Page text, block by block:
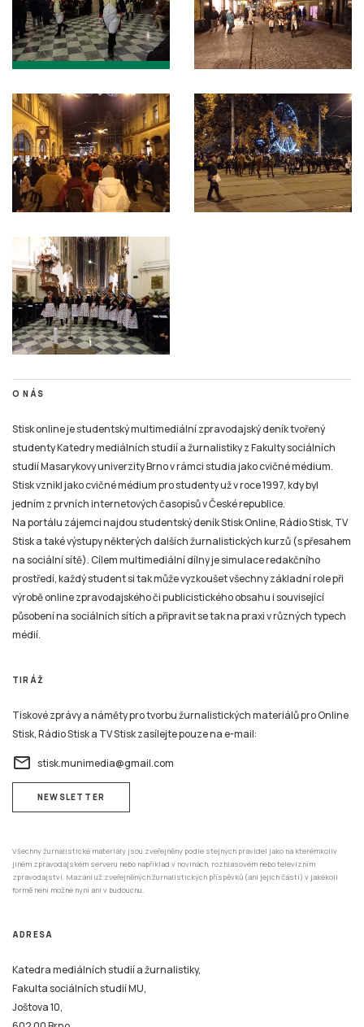
O NÁS
Stisk online je studentský multimediální zpravodajský deník tvořený
studenty Katedry mediálních studií a žurnalistiky z Fakulty sociálních
studií Masarykovy univerzity Brno v rámci studia jako cvičné médium.
Stisk vznikl jako cvičné médium pro studenty už v roce 1997, kdy byl
jedním z prvních internetových časopisů v České republice.
Na portálu zájemci najdou studentský deník Stisk Online, Rádio Stisk, TV
Stisk a také výstupy některých dalších žurnalistických kurzů (s přesahem
na sociální sítě). Cílem multimediální dílny je simulace redakčního
prostředí, každý student si tak může vyzkoušet všechny základní role při
výrobě online zpravodajského či publicistického obsahu i související
působení na sociálních sítích a připravit se tak na praxi v různých typech
médií.
TIRÁŽ
Tiskové zprávy a náměty pro tvorbu žurnalistických materiálů pro Online
Stisk, Rádio Stisk a TV Stisk zasílejte pouze na e-mail:
email stisk.munimedia@gmail.com
NEWSLETTER
Všechny žurnalistické materiály jsou zveřejněny podle stejných pravidel jako na kterémkoliv
jiném zpravodajském serveru nebo například v novinách, rozhlasovém nebo televizním
zpravodajství. Mazání už zveřejněných žurnalistických příspěvků (ani jejich částí) v jakékoli
formě není možné nyní ani v budoucnu.
ADRESA
Katedra mediálních studií a žurnalistiky,
Fakulta sociálních studií MU,
Joštova 10,